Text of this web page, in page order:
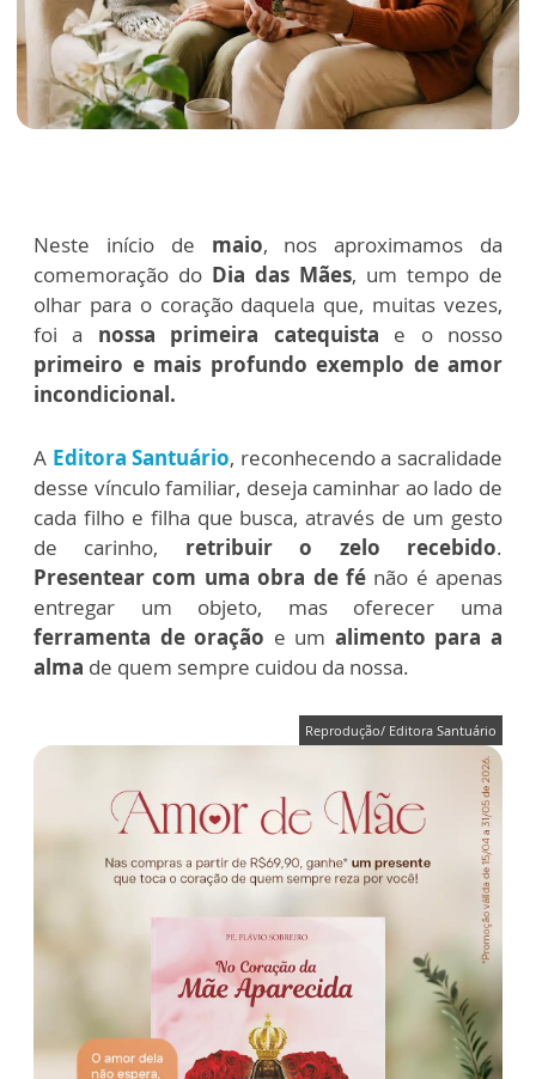
Neste início de maio, nos aproximamos da
comemoração do Dia das Mães, um tempo de
olhar para o coração daquela que, muitas vezes,
foi a nossa primeira catequista e o nosso
primeiro e mais profundo exemplo de amor
incondicional.
A Editora Santuário, reconhecendo a sacralidade
desse vínculo familiar, deseja caminhar ao lado de
cada filho e filha que busca, através de um gesto
de carinho, retribuir o zelo recebido.
Presentear com uma obra de fénão é apenas
entregar um objeto, mas oferecer uma
ferramenta de oração e um alimento para a
alma de quem sempre cuidou da nossa.
Reprodução/ Editora Santuário